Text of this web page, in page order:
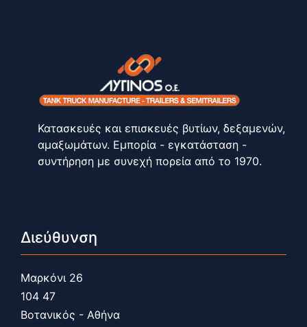
Κατασκευές και επισκευές βυτίων, δεξαμενών,
αμαξωμάτων. Εμπορία - εγκατάσταση -
συντήρηση με συνεχή πορεία από το 1970.
Διεύθυνση
Μαρκόνι 26
104 47
Βοτανικός - Αθήνα